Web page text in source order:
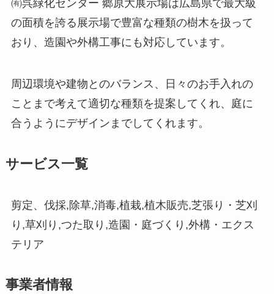
㈲呉緑化センター 郷原大展示場は広島県で最大級
の面積を誇る展示場で豊富な種類の樹木を扱って
おり、造園や外構工事にも対応しています。
周辺環境や建物とのバランス、日々のお手入れの
ことまで考えて適切な種類を提案してくれ、庭に
合うようにデザインまでしてくれます。
サービス一覧
剪定、伐採,除草,消毒,植栽,植木販売,芝張り・芝刈
り,草刈り,つた取り,造園・庭づくり,外構・エクス
テリア
事業者情報